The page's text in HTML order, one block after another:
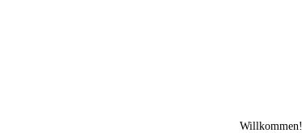
Willkommen!